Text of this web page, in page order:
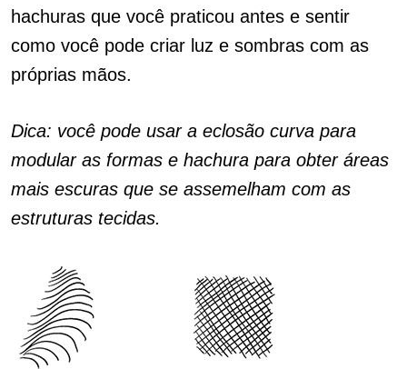
hachuras que você praticou antes e sentir
como você pode criar luz e sombras com as
próprias mãos.
Dica: você pode usar a eclosão curva para
modular as formas e hachura para obter áreas
mais escuras que se assemelham com as
estruturas tecidas.